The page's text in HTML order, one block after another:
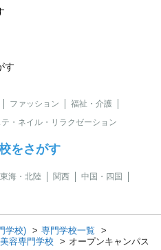
す
ファッション
福祉・介護
テ・ネイル・リラクゼーション
をさがす
東海・北陸 関西
中国・四国
学校)
専門学校一覧
容専門学校
オープンキャンパス